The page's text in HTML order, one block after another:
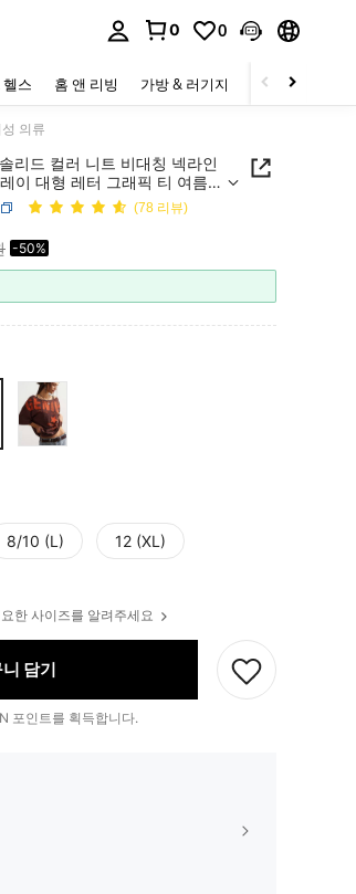
0 0
헬스 홈 앤 리빙 가방 & 러기지 스포츠 & 아웃
의류
리드 컬러 니트 비대칭 넥라인
이 대형 레터 그래픽 티 여름
(78 리뷰)
-50%
8/10 (L) 12 (XL)
한 사이즈를 알려주세요
담기
포인트를 획득합니다.